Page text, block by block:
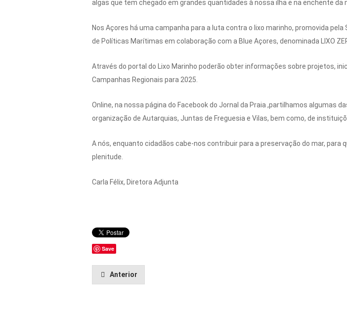
algas que tem chegado em grandes quantidades à nossa ilha e na enchente
Nos Açores há uma campanha para a luta contra o lixo marinho, promovida
de Políticas Marítimas em colaboração com a Blue Açores, denominada LIXO
Através do portal do Lixo Marinho poderão obter informações sobre projetos,
Campanhas Regionais para 2025.
Online, na nossa página do Facebook do Jornal da Praia ,partilhamos algumas
organização de Autarquias, Juntas de Freguesia e Vilas, bem como, de
A nós, enquanto cidadãos cabe-nos contribuir para a preservação do mar,
plenitude.
Carla Félix, Diretora Adjunta
Save
Anterior